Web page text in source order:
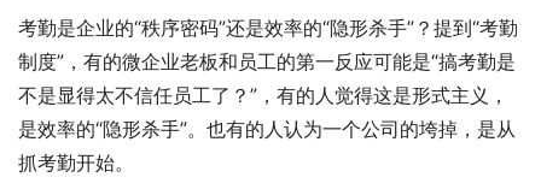
考勤是企业的“秩序密码”还是效率的“隐形杀手”？提到“考勤
制度”，有的微企业老板和员工的第一反应可能是“搞考勤是
不是显得太不信任员工了？”，有的人觉得这是形式主义，
是效率的“隐形杀手”。也有的人认为一个公司的垮掉，是从
抓考勤开始。